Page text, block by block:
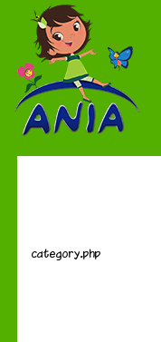
category.php